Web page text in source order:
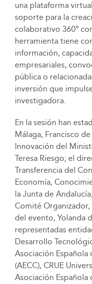
una plataforma
soporte para la
colaborativo 360º
herramienta tiene
información,
empresariales,
pública o
inversión que
investigadora.
En la sesión han
Málaga, Francisco
Innovación del
Teresa Riesgo; el
Transferencia del
Economía,
la Junta de
Comité
del evento, Yolanda
representadas
Desarrollo
Asociación
(AECC), CRUE
Asociación